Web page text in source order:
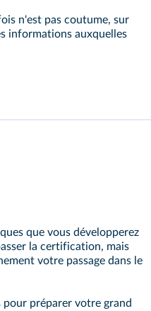
n'est pas coutume, sur
informations auxquelles
que vous développerez
la certification, mais
votre passage dans le
préparer votre grand